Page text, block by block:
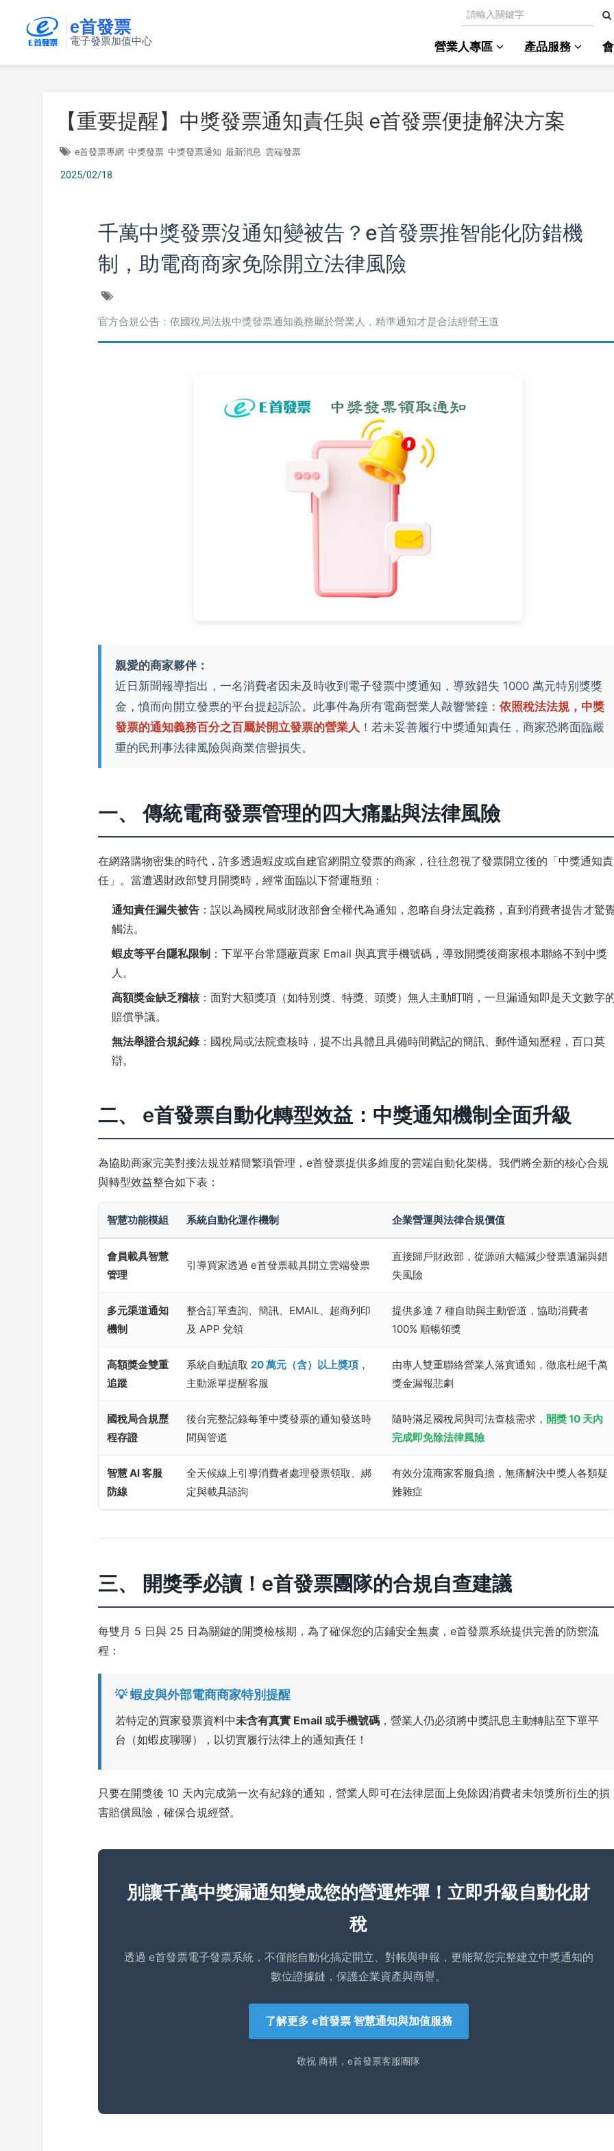
e首發票
電子發票加值中心 營業人專區 產品服務
【重要提醒】中獎發票通知責任與 e首發票便捷解決方案
e首發票專網 中獎發票 中獎發票通知 最新消息 雲端發票
2025/02/18
千萬中獎發票沒通知變被告？e首發票推智能化防錯機
制，助電商商家免除開立法律風險
官方合規公告：依國稅局法規中獎發票通知義務屬於營業人，精準通知才是合法經營王道
親愛的商家夥伴：
近日新聞報導指出，一名消費者因未及時收到電子發票中獎通知，導致錯失 1000 萬元特別獎獎
金，憤而向開立發票的平台提起訴訟。此事件為所有電商營業人敲響警鐘：依照稅法法規，中獎
發票的通知義務百分之百屬於開立發票的營業人 ！若未妥善履行中獎通知責任，商家恐將面臨嚴
重的民刑事法律風險與商業信譽損失。
一、 傳統電商發票管理的四大痛點與法律風險
在網路購物密集的時代，許多透過蝦皮或自建官網開立發票的商家，往往忽視了發票開立後的「中獎通知責
任」。當遭遇財政部雙月開獎時，經常面臨以下營運瓶頸：
通知責任漏失被告 ：誤以為國稅局或財政部會全權代為通知，忽略自身法定義務，直到消費者提告才驚
觸法。
蝦皮等平台隱私限制 ：下單平台常隱蔽買家 Email 與真實手機號碼，導致開獎後商家根本聯絡不到中獎
人。
高額獎金缺乏稽核：面對大額獎項（如特別獎、特獎、頭獎）無人主動盯哨，一旦漏通知即是天文數字
賠償爭議。
無法舉證合規紀錄：國稅局或法院查核時，提不出具體且具備時間戳記的簡訊、郵件通知歷程，百口莫
辯。
二、 e首發票自動化轉型效益：中獎通知機制全面升級
為協助商家完美對接法規並精簡繁瑣管理，e首發票提供多維度的雲端自動化架構。我們將全新的核心合規
與轉型效益整合如下表：
智慧功能模組 系統自動化運作機制 企業營運與法律合規價值
會員載具智慧
管理
引導買家透過 e首發票載具開立雲端發票
直接歸戶財政部，從源頭大幅減少發票遺漏與錯
失風險
多元渠道通知
機制
整合訂單查詢、簡訊、EMAIL、超商列印
及 APP 兌領
提供多達 7 種自助與主動管道，協助消費者
100% 順暢領獎
高額獎金雙重
追蹤
系統自動讀取20 萬元（含）以上獎項 ，
主動派單提醒客服
由專人雙重聯絡營業人落實通知，徹底杜絕千萬
獎金漏報悲劇
國稅局合規歷
程存證
後台完整記錄每筆中獎發票的通知發送時
間與管道
隨時滿足國稅局與司法查核需求， 開獎 10 天內
完成即免除法律風險
智慧 AI 客服
防線
全天候線上引導消費者處理發票領取、綁
定與載具諮詢
有效分流商家客服負擔，無痛解決中獎人各類疑
難雜症
三、 開獎季必讀！e首發票團隊的合規自查建議
每雙月 5 日與 25 日為關鍵的開獎檢核期，為了確保您的店鋪安全無虞，e首發票系統提供完善的防禦流
程：
💡 蝦皮與外部電商商家特別提醒
若特定的買家發票資料中未含有真實 Email 或手機號碼 ，營業人仍必須將中獎訊息主動轉貼至下單平
台（如蝦皮聊聊），以切實履行法律上的通知責任！
只要在開獎後 10 天內完成第一次有紀錄的通知，營業人即可在法律层面上免除因消費者未領獎所衍生的損
害賠償風險，確保合規經營。
別讓千萬中獎漏通知變成您的營運炸彈！立即升級自動化財
稅
透過 e首發票電子發票系統，不僅能自動化搞定開立、對帳與申報，更能幫您完整建立中獎通知的
數位證據鏈，保護企業資產與商譽。
了解更多 e首發票 智慧通知與加值服務
敬祝 商祺，e首發票客服團隊